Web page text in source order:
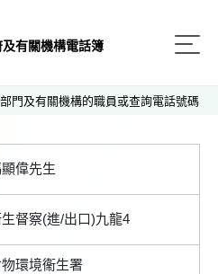
有關機構電話簿
門及有關機構的職員或查詢電話號碼
偉先生
督察(進/出口)九龍4
環境衞生署